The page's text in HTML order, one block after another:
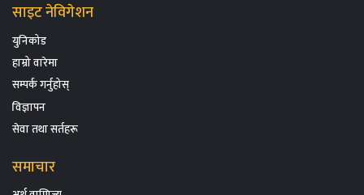
साइट नेविगेशन
युनिकोड
हाम्रो वारेमा
सम्पर्क गर्नुहोस्
विज्ञापन
सेवा तथा सर्तहरू
समाचार